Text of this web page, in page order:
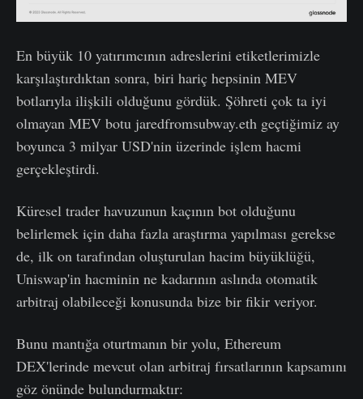
En büyük 10 yatırımcının adreslerini etiketlerimizle
karşılaştırdıktan sonra, biri hariç hepsinin MEV
botlarıyla ilişkili olduğunu gördük. Şöhreti çok ta iyi
olmayan MEV botu jaredfromsubway.eth geçtiğimiz ay
boyunca 3 milyar USD'nin üzerinde işlem hacmi
gerçekleştirdi.
Küresel trader havuzunun kaçının bot olduğunu
belirlemek için daha fazla araştırma yapılması gerekse
de, ilk on tarafından oluşturulan hacim büyüklüğü,
Uniswap'in hacminin ne kadarının aslında otomatik
arbitraj olabileceği konusunda bize bir fikir veriyor.
Bunu mantığa oturtmanın bir yolu, Ethereum
DEX'lerinde mevcut olan arbitraj fırsatlarının kapsamını
göz önünde bulundurmaktır: